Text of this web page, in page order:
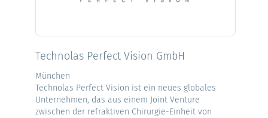
Technolas Perfect Vision GmbH
München
Technolas Perfect Vision ist ein neues globales
Unternehmen, das aus einem Joint Venture
zwischen der refraktiven Chirurgie-Einheit von